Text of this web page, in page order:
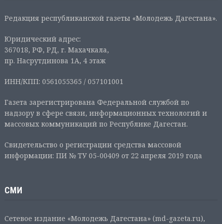
Редакция республиканской газеты «Молодежь Дагестана».
Юридический адрес:
367018, РФ, РД, г. Махачкала,
пр. Насрутдинова 1А, 4 этаж
ИНН/КПП: 0561055365 / 057101001
Газета зарегистрирована Федеральной службой по
надзору в сфере связи, информационных технологий и
массовых коммуникаций по Республике Дагестан.
Свидетельство о регистрации средства массовой
информации: ПИ № ТУ 05-00409 от 22 апреля 2019 года
СМИ
Сетевое издание «Молодежь Дагестана» (md-gazeta.ru),